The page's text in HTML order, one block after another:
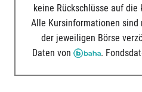
keine Rückschlüsse auf
Alle Kursinformationen sind
der jeweiligen Börse
Daten von
.